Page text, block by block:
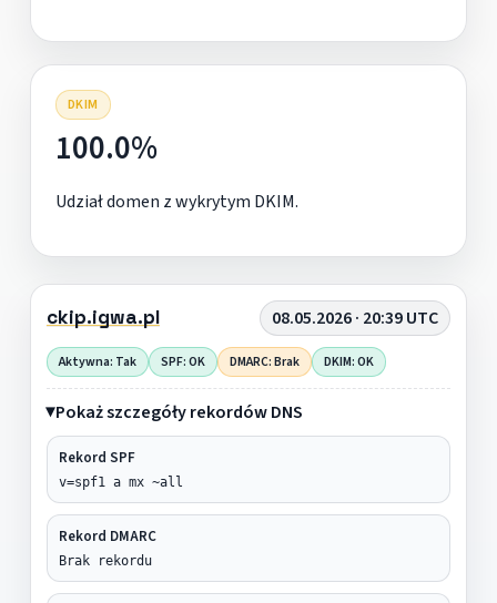
DKIM
100.0%
Udział domen z wykrytym DKIM.
ckip.igwa.pl 08.05.2026 · 20:39 UTC
Aktywna: Tak SPF: OK DMARC: Brak DKIM: OK
Pokaż szczegóły rekordów DNS
Rekord SPF
v=spf1 a mx ~all
Rekord DMARC
Brak rekordu